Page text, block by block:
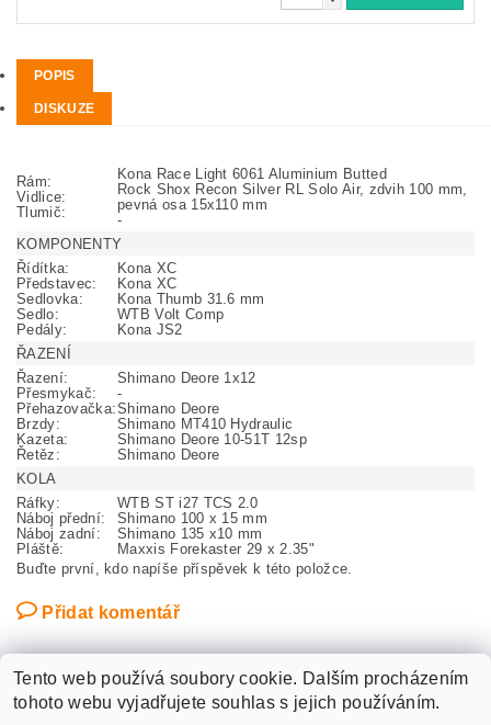
POPIS
DISKUZE
Rám:
Vidlice:
Tlumič:
Kona Race Light 6061 Aluminium Butted
Rock Shox Recon Silver RL Solo Air, zdvih 100 mm,
pevná osa 15x110 mm
-
KOMPONENTY
Řídítka:
Představec:
Sedlovka:
Sedlo:
Pedály:
Kona XC
Kona XC
Kona Thumb 31.6 mm
WTB Volt Comp
Kona JS2
ŘAZENÍ
Řazení:
Přesmykač:
Přehazovačka:
Brzdy:
Kazeta:
Řetěz:
Shimano Deore 1x12
-
Shimano Deore
Shimano MT410 Hydraulic
Shimano Deore 10-51T 12sp
Shimano Deore
KOLA
Ráfky:
Náboj přední:
Náboj zadní:
Pláště:
WTB ST i27 TCS 2.0
Shimano 100 x 15 mm
Shimano 135 x10 mm
Maxxis Forekaster 29 x 2.35"
Buďte první, kdo napíše příspěvek k této položce.
Přidat komentář
Tento web používá soubory cookie. Dalším procházením
tohoto webu vyjadřujete souhlas s jejich používáním.